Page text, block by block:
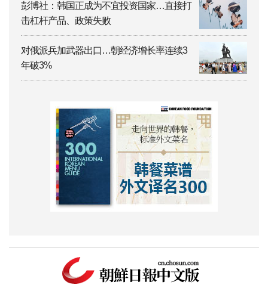
彭博社：韩国正成为不宜投资国家…直接打
击杠杆产品、政策失败
对俄派兵加武器出口…朝经济增长率连续3
年破3%